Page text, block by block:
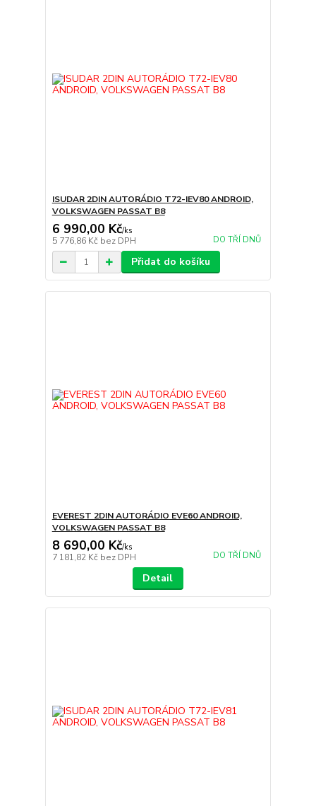
ISUDAR 2DIN AUTORÁDIO T72-IEV80 ANDROID,
VOLKSWAGEN PASSAT B8
6 990,00 Kč/ks
5 776,86 Kč bez DPH DO TŘÍ DNŮ
Přidat do košíku
EVEREST 2DIN AUTORÁDIO EVE60 ANDROID,
VOLKSWAGEN PASSAT B8
8 690,00 Kč/ks
7 181,82 Kč bez DPH DO TŘÍ DNŮ
Detail